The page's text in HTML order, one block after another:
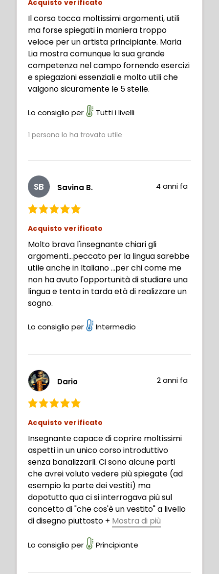
Acquisto verificato
Il corso tocca moltissimi argomenti, utili
ma forse spiegati in maniera troppo
veloce per un artista principiante. Maria
Lia mostra comunque la sua grande
competenza nel campo fornendo esercizi
e spiegazioni essenziali e molto utili che
valgono sicuramente le 5 stelle.
Lo consiglio per Tutti i livelli
1 persona lo ha trovato utile
SB Savina B. 4 anni fa
Acquisto verificato
Molto brava l'insegnante chiari gli
argomenti...peccato per la lingua sarebbe
utile anche in Italiano ...per chi come me
non ha avuto l'opportunità di studiare una
lingua e tenta in tarda età di realizzare un
sogno.
Lo consiglio per Intermedio
Dario 2 anni fa
Acquisto verificato
Insegnante capace di coprire moltissimi
aspetti in un unico corso introduttivo
senza banalizzarli. Ci sono alcune parti
che avrei voluto vedere più spiegate (ad
esempio la parte dei vestiti) ma
dopotutto qua ci si interrogava più sul
concetto di "che cos'è un vestito" a livello
di disegno piuttosto + Mostra di più
esistono corsi appositi. In definitiva un
Lo consiglio per Principiante